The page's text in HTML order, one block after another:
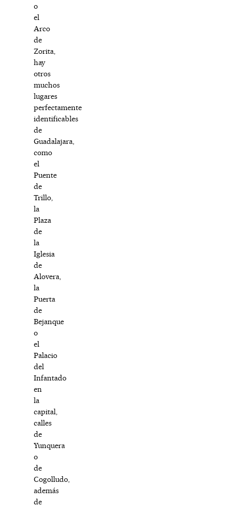
o
el
Arco
de
Zorita,
hay
otros
muchos
lugares
perfectamente
identificables
de
Guadalajara,
como
el
Puente
de
Trillo,
la
Plaza
de
la
Iglesia
de
Alovera,
la
Puerta
de
Bejanque
o
el
Palacio
del
Infantado
en
la
capital,
calles
de
Yunquera
o
de
Cogolludo,
además
de